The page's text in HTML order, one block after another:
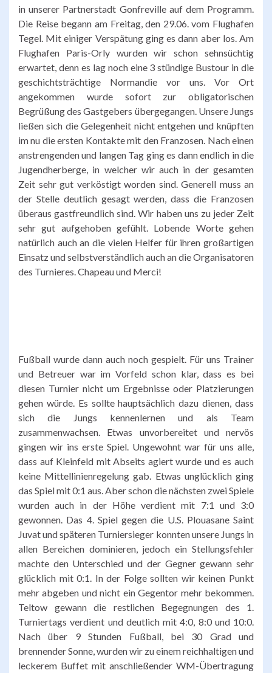
in unserer Partnerstadt Gonfreville auf dem Programm.
Die Reise begann am Freitag, den 29.06. vom Flughafen
Tegel. Mit einiger Verspätung ging es dann aber los. Am
Flughafen Paris-Orly wurden wir schon sehnsüchtig
erwartet, denn es lag noch eine 3 stündige Bustour in die
geschichtsträchtige Normandie vor uns. Vor Ort
angekommen wurde sofort zur obligatorischen
Begrüßung des Gastgebers übergegangen. Unsere Jungs
ließen sich die Gelegenheit nicht entgehen und knüpften
im nu die ersten Kontakte mit den Franzosen. Nach einen
anstrengenden und langen Tag ging es dann endlich in die
Jugendherberge, in welcher wir auch in der gesamten
Zeit sehr gut verköstigt worden sind. Generell muss an
der Stelle deutlich gesagt werden, dass die Franzosen
überaus gastfreundlich sind. Wir haben uns zu jeder Zeit
sehr gut aufgehoben gefühlt. Lobende Worte gehen
natürlich auch an die vielen Helfer für ihren großartigen
Einsatz und selbstverständlich auch an die Organisatoren
des Turnieres. Chapeau und Merci!
Fußball wurde dann auch noch gespielt. Für uns Trainer
und Betreuer war im Vorfeld schon klar, dass es bei
diesen Turnier nicht um Ergebnisse oder Platzierungen
gehen würde. Es sollte hauptsächlich dazu dienen, dass
sich die Jungs kennenlernen und als Team
zusammenwachsen. Etwas unvorbereitet und nervös
gingen wir ins erste Spiel. Ungewohnt war für uns alle,
dass auf Kleinfeld mit Abseits agiert wurde und es auch
keine Mittellinienregelung gab. Etwas unglücklich ging
das Spiel mit 0:1 aus. Aber schon die nächsten zwei Spiele
wurden auch in der Höhe verdient mit 7:1 und 3:0
gewonnen. Das 4. Spiel gegen die U.S. Plouasane Saint
Juvat und späteren Turniersieger konnten unsere Jungs in
allen Bereichen dominieren, jedoch ein Stellungsfehler
machte den Unterschied und der Gegner gewann sehr
glücklich mit 0:1. In der Folge sollten wir keinen Punkt
mehr abgeben und nicht ein Gegentor mehr bekommen.
Teltow gewann die restlichen Begegnungen des 1.
Turniertags verdient und deutlich mit 4:0, 8:0 und 10:0.
Nach über 9 Stunden Fußball, bei 30 Grad und
brennender Sonne, wurden wir zu einem reichhaltigen und
leckerem Buffet mit anschließender WM-Übertragung